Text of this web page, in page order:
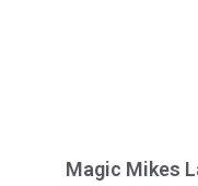
Magic Mikes